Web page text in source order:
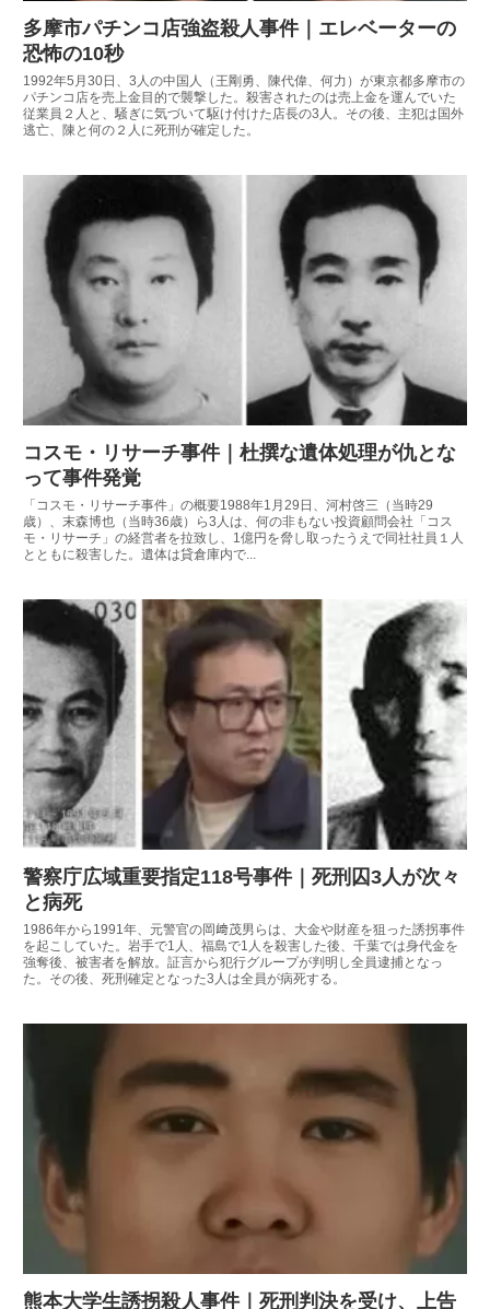
多摩市パチンコ店強盗殺人事件｜エレベーターの
恐怖の10秒
1992年5月30日、3人の中国人（王剛勇、陳代偉、何力）が東京都多摩市の
パチンコ店を売上金目的で襲撃した。殺害されたのは売上金を運んでいた
従業員２人と、騒ぎに気づいて駆け付けた店長の3人。その後、主犯は国外
逃亡、陳と何の２人に死刑が確定した。
コスモ・リサーチ事件｜杜撰な遺体処理が仇とな
って事件発覚
「コスモ・リサーチ事件」の概要1988年1月29日、河村啓三（当時29
歳）、末森博也（当時36歳）ら3人は、何の非もない投資顧問会社「コス
モ・リサーチ」の経営者を拉致し、1億円を脅し取ったうえで同社社員１人
とともに殺害した。遺体は貸倉庫内で...
警察庁広域重要指定118号事件｜死刑囚3人が次々
と病死
1986年から1991年、元警官の岡﨑茂男らは、大金や財産を狙った誘拐事件
を起こしていた。岩手で1人、福島で1人を殺害した後、千葉では身代金を
強奪後、被害者を解放。証言から犯行グループが判明し全員逮捕となっ
た。その後、死刑確定となった3人は全員が病死する。
熊本大学生誘拐殺人事件｜死刑判決を受け、上告